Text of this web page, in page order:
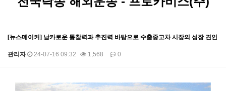
[뉴스메이커] 날카로운 통찰력과 추진력 바탕으로 수출중고차 시장의 성장 견인
관리자 24-07-16 09:32 1,568 0